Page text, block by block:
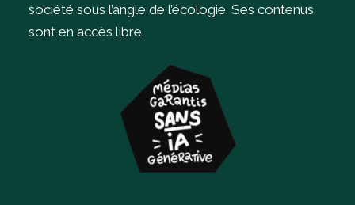
société sous l’angle de l’écologie. Ses contenus
sont en accès libre.